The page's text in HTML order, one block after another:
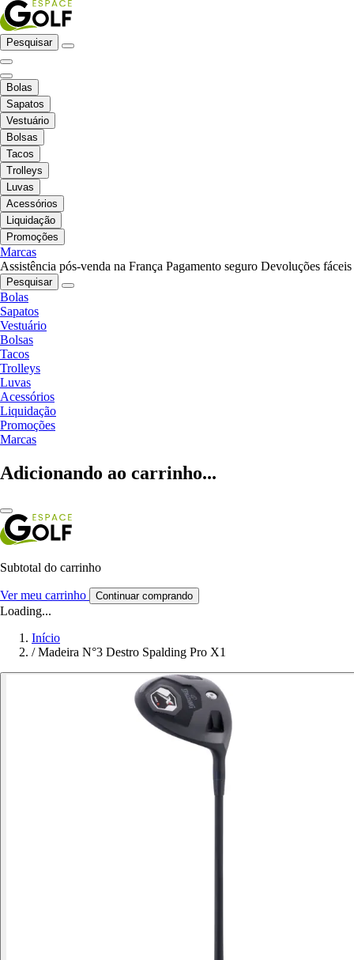
Pesquisar
Bolas
Sapatos
Vestuário
Bolsas
Tacos
Trolleys
Luvas
Acessórios
Liquidação
Promoções
Marcas
Assistência pós-venda na França Pagamento seguro Devoluções fáceis
Pesquisar
Bolas
Sapatos
Vestuário
Bolsas
Tacos
Trolleys
Luvas
Acessórios
Liquidação
Promoções
Marcas
Adicionando ao carrinho...
Subtotal do carrinho
Ver meu carrinho Continuar comprando
Loading...
Início
/ Madeira N°3 Destro Spalding Pro X1